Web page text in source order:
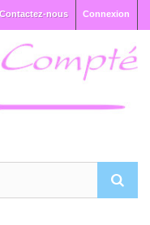
Connexion
Contactez-nous